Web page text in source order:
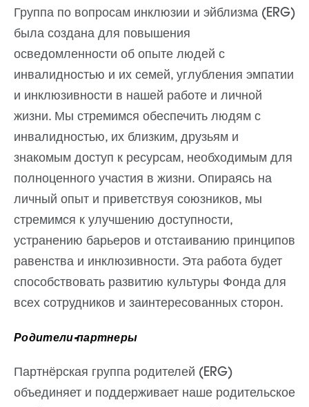
Группа по вопросам инклюзии и эйблизма (ERG)
была создана для повышения
осведомленности об опыте людей с
инвалидностью и их семей, углубления эмпатии
и инклюзивности в нашей работе и личной
жизни. Мы стремимся обеспечить людям с
инвалидностью, их близким, друзьям и
знакомым доступ к ресурсам, необходимым для
полноценного участия в жизни. Опираясь на
личный опыт и приветствуя союзников, мы
стремимся к улучшению доступности,
устранению барьеров и отстаиванию принципов
равенства и инклюзивности. Эта работа будет
способствовать развитию культуры Фонда для
всех сотрудников и заинтересованных сторон.
Родители-партнеры
Партнёрская группа родителей (ERG)
объединяет и поддерживает наше родительское